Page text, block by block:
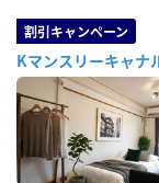
割引キャンペーン
Kマンスリーキャナ